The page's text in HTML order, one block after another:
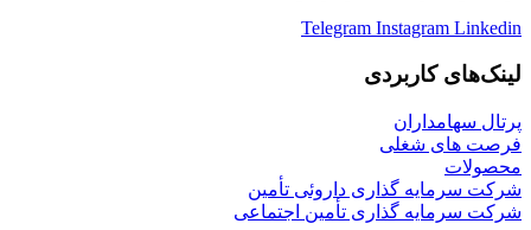
Telegram Instagram Linkedin
لینک‌های کاربردی
پرتال سهامداران
فرصت های شغلی
محصولات
شرکت سرمایه گذاری داروئی تأمین
شرکت سرمایه گذاری تأمین اجتماعی